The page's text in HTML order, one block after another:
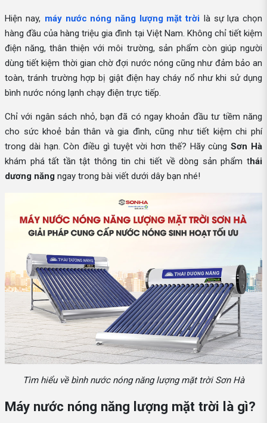
Hiện nay, máy nước nóng năng lượng mặt trời là sự lựa chọn
hàng đầu của hàng triệu gia đình tại Việt Nam. Không chỉ tiết kiệm
điện năng, thân thiện với môi trường, sản phẩm còn giúp người
dùng tiết kiệm thời gian chờ đợi nước nóng cũng như đảm bảo an
toàn, tránh trường hợp bị giật điện hay cháy nổ như khi sử dụng
bình nước nóng lạnh chạy điện trực tiếp.
Chỉ với ngân sách nhỏ, bạn đã có ngay khoản đầu tư tiềm năng
cho sức khoẻ bản thân và gia đình, cũng như tiết kiệm chi phí
trong dài hạn. Còn điều gì tuyệt vời hơn thế? Hãy cùngSơn Hà
khám phá tất tần tật thông tin chi tiết về dòng sản phẩm thái
dương năng ngay trong bài viết dưới dây bạn nhé!
Tìm hiểu về bình nước nóng năng lượng mặt trời Sơn Hà
Máy nước nóng năng lượng mặt trời là gì?